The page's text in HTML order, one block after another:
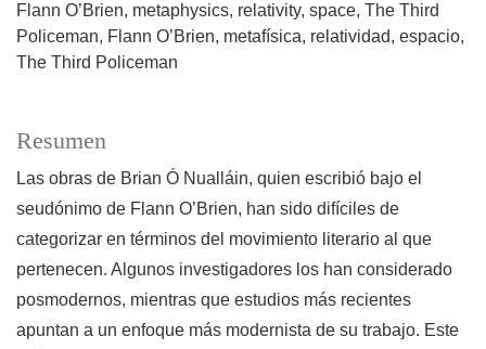
Flann O’Brien metaphysics relativity space The Third
Policeman
Flann O’Brien metafísica relatividad espacio
The Third Policeman
Resumen
Las obras de Brian Ó Nualláin, quien escribió bajo el
seudónimo de Flann O’Brien, han sido difíciles de
categorizar en términos del movimiento literario al que
pertenecen. Algunos investigadores los han considerado
posmodernos, mientras que estudios más recientes
apuntan a un enfoque más modernista de su trabajo. Este